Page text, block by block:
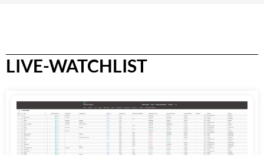
LIVE-WATCHLIST